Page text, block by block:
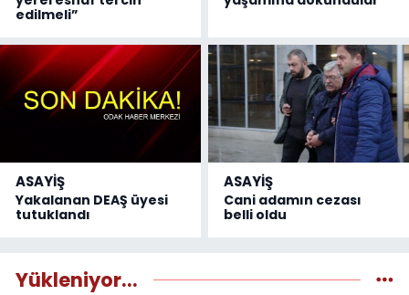
edilmeli”
ASAYİŞ
Yakalanan DEAŞ üyesi
tutuklandı
ASAYİŞ
Cani adamın cezası
belli oldu
Yükleniyor...